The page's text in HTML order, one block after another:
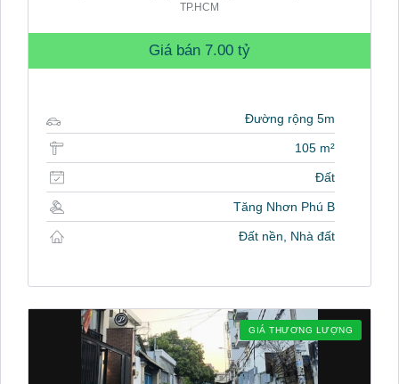
TP.HCM
Giá bán 7.00 tỷ
Đường rộng 5m
105 m²
Đất
Tăng Nhơn Phú B
Đất nền, Nhà đất
GIÁ THƯƠNG LƯỢNG